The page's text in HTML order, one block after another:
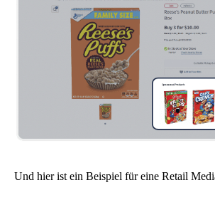
Und hier ist ein Beispiel für eine Retail